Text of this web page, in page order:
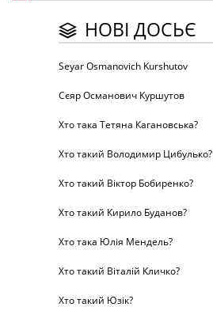
НОВІ ДОСЬЄ
Seyar Osmanovich Kurshutov
Сєяр Османович Куршутов
Хто така Тетяна Кагановська?
Хто такий Володимир Цибулько?
Хто такий Віктор Бобиренко?
Хто такий Кирило Буданов?
Хто така Юлія Мендель?
Хто такий Віталій Кличко?
Хто такий Юзік?